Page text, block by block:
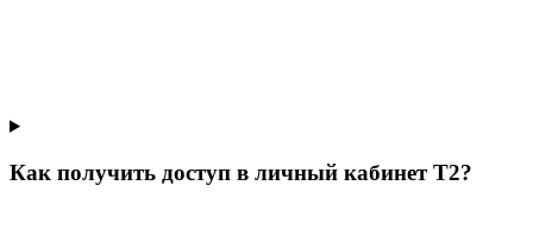
Как получить доступ в личный кабинет Т2?